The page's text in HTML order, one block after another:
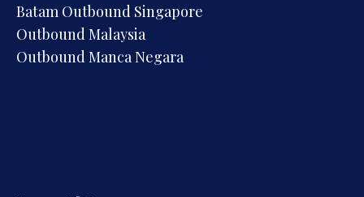
Batam Outbound Singapore
Outbound Malaysia
Outbound Manca Negara